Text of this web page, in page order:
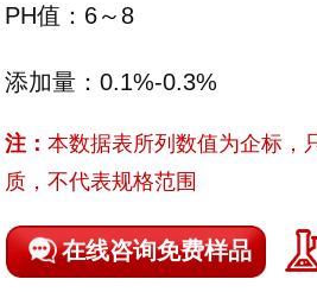
PH值：6～8
添加量：0.1%-0.3%
注：本数据表所列数值为企标，
质，不代表规格范围
在线咨询免费样品